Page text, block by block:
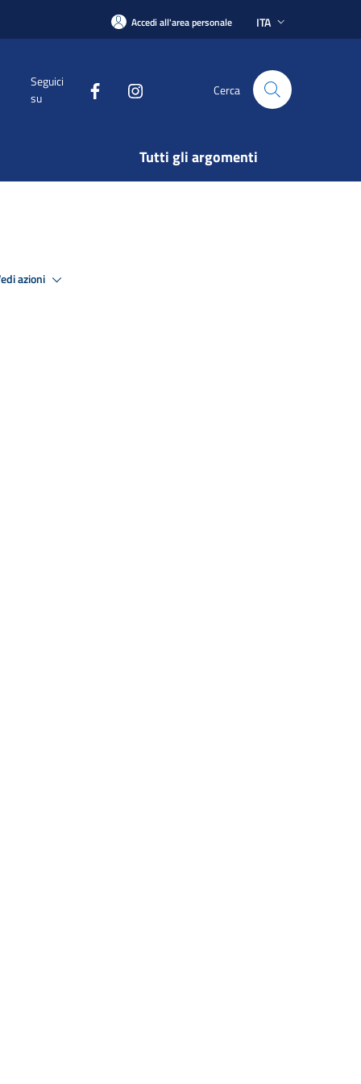
Accedi all'area personale ITA
Seguici
su
Cerca
Tutti gli argomenti
azioni